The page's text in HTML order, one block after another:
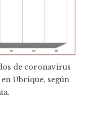
de coronavirus
Ubrique, según